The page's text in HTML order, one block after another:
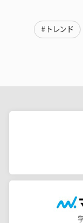
#トレンド